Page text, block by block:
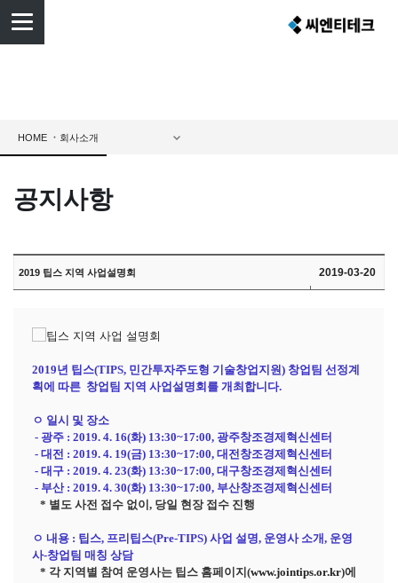
HOME
공지사항
2019 팁스 지역 사업설명회 2019-03-20
2019년 팁스(TIPS, 민간투자주도형 기술창업지원 ) 창업팀 선정계
획에 따른 창업팀 지역 사업설명회를 개최합니다.
ㅇ 일시 및 장소
- 광주: 2019. 4. 16(화) 13:30~17:00, 광주창조경제혁신센터
- 대전 : 2019. 4. 19(금) 13:30~17:00, 대전창조경제혁신센터
- 대구: 2019. 4. 23(화) 13:30~17:00, 대구창조경제혁신센터
- 부산: 2019. 4. 30(화) 13:30~17:00, 부산창조경제혁신센터
* 별도 사전 접수 없이 , 당일 현장 접수 진행
ㅇ 내용: 팁스, 프리팁스(Pre-TIPS) 사업 설명, 운영사 소개, 운영
사-창업팀 매칭 상담
* 각 지역별 참여 운영사는 팁스 홈페이지 (www.jointips.or.kr)에